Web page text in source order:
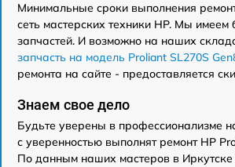
Минимальные сроки выполнения
сеть мастерских техники HP. Мы имеем
запчастей. И возможно на наших
запчасть на модель Proliant SL270S
ремонта на сайте - предоставляется
Знаем свое дело
Будьте уверены в профессионализме
с уверенностью выполнят ремонт HP
По данным наших мастеров в Иркутске